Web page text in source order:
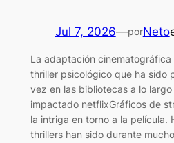
Jul 7, 2026—porNeto
La adaptación
thriller psicológico que ha sido
vez en las bibliotecas a lo
impactado netflixGráficos de
la intriga en torno a la película.
thrillers han sido durante